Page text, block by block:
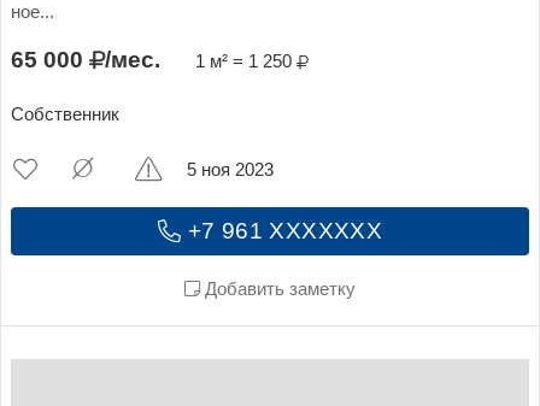
ное...
65 000 /мес. 1 м² = 1 250
Собственник
+7 961 XXXXXXX
Добавить заметку
5 ноя 2023